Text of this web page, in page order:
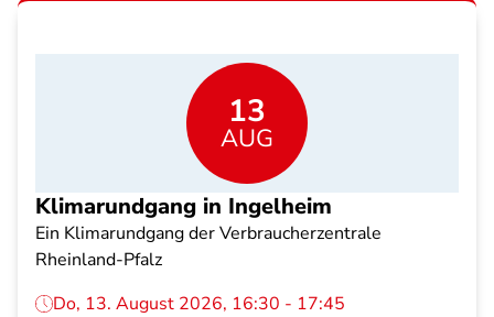
13
AUG
Klimarundgang in Ingelheim
Ein Klimarundgang der Verbraucherzentrale
Rheinland-Pfalz
Do, 13. August 2026, 16:30 - 17:45